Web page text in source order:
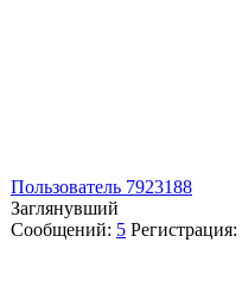
Пользователь 7923188
Заглянувший
Сообщений: 5 Регистрация: